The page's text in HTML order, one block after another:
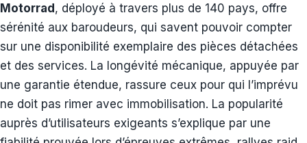
Motorrad, déployé à travers plus de 140 pays, offre
sérénité aux baroudeurs, qui savent pouvoir compter
sur une disponibilité exemplaire des pièces détachées
et des services. La longévité mécanique, appuyée par
une garantie étendue, rassure ceux pour qui l’imprévu
ne doit pas rimer avec immobilisation. La popularité
auprès d’utilisateurs exigeants s’explique par une